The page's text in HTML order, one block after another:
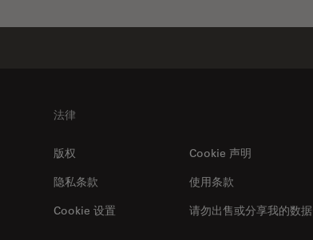
法律
版权
Cookie 声明
隐私条款
请勿出售或分享我的数据
使用条款
Cookie 设置